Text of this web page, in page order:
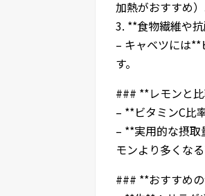
加熱がおすすめ）
3. **食物繊維や
– キャベツには
す。
### **レモンと
– **ビタミンC比
– **実用的な摂
モンより多くな
### **おすすめ